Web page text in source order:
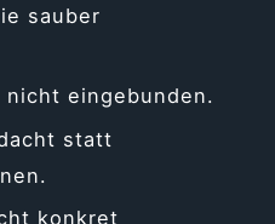
sauber
eingebunden.
statt
konkret